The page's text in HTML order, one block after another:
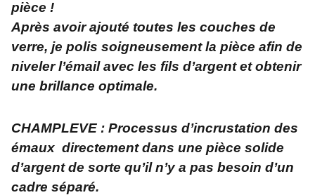
pièce !
Après avoir ajouté toutes les couches de
verre, je polis soigneusement la pièce afin de
niveler l’émail avec les fils d’argent et obtenir
une brillance optimale.
CHAMPLEVE : Processus d’incrustation des
émaux directement dans une pièce solide
d’argent de sorte qu’il n’y a pas besoin d’un
cadre séparé.